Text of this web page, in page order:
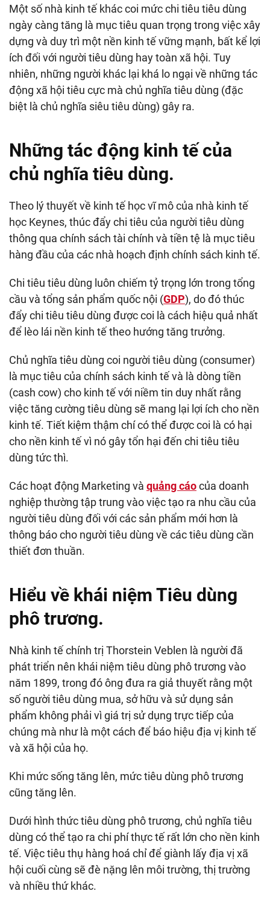
Một số nhà kinh tế khác coi mức chi tiêu tiêu dùng
ngày càng tăng là mục tiêu quan trọng trong việc xây
dựng và duy trì một nền kinh tế vững mạnh, bất kể lợi
ích đối với người tiêu dùng hay toàn xã hội. Tuy
nhiên, những người khác lại khá lo ngại về những tác
động xã hội tiêu cực mà chủ nghĩa tiêu dùng (đặc
biệt là chủ nghĩa siêu tiêu dùng) gây ra.
Những tác động kinh tế của
chủ nghĩa tiêu dùng.
Theo lý thuyết về kinh tế học vĩ mô của nhà kinh tế
học Keynes, thúc đẩy chi tiêu của người tiêu dùng
thông qua chính sách tài chính và tiền tệ là mục tiêu
hàng đầu của các nhà hoạch định chính sách kinh tế.
Chi tiêu tiêu dùng luôn chiếm tỷ trọng lớn trong tổng
cầu và tổng sản phẩm quốc nội (GDP), do đó thúc
đẩy chi tiêu tiêu dùng được coi là cách hiệu quả nhất
để lèo lái nền kinh tế theo hướng tăng trưởng.
Chủ nghĩa tiêu dùng coi người tiêu dùng (consumer)
là mục tiêu của chính sách kinh tế và là dòng tiền
(cash cow) cho kinh tế với niềm tin duy nhất rằng
việc tăng cường tiêu dùng sẽ mang lại lợi ích cho nền
kinh tế. Tiết kiệm thậm chí có thể được coi là có hại
cho nền kinh tế vì nó gây tổn hại đến chi tiêu tiêu
dùng tức thì.
Các hoạt động Marketing và quảng cáocủa doanh
nghiệp thường tập trung vào việc tạo ra nhu cầu của
người tiêu dùng đối với các sản phẩm mới hơn là
thông báo cho người tiêu dùng về các tiêu dùng cần
thiết đơn thuần.
Hiểu về khái niệm Tiêu dùng
phô trương.
Nhà kinh tế chính trị Thorstein Veblen là người đã
phát triển nên khái niệm tiêu dùng phô trương vào
năm 1899, trong đó ông đưa ra giả thuyết rằng một
số người tiêu dùng mua, sở hữu và sử dụng sản
phẩm không phải vì giá trị sử dụng trực tiếp của
chúng mà như là một cách để báo hiệu địa vị kinh tế
và xã hội của họ.
Khi mức sống tăng lên, mức tiêu dùng phô trương
cũng tăng lên.
Dưới hình thức tiêu dùng phô trương, chủ nghĩa tiêu
dùng có thể tạo ra chi phí thực tế rất lớn cho nền kinh
tế. Việc tiêu thụ hàng hoá chỉ để giành lấy địa vị xã
hội cuối cùng sẽ đè nặng lên môi trường, thị trường
và nhiều thứ khác.